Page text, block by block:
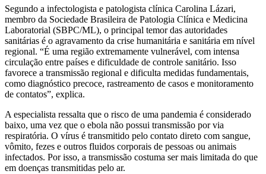
Segundo a infectologista e patologista clínica Carolina Lázari,
membro da Sociedade Brasileira de Patologia Clínica e Medicina
Laboratorial (SBPC/ML), o principal temor das autoridades
sanitárias é o agravamento da crise humanitária e sanitária em nível
regional. “É uma região extremamente vulnerável, com intensa
circulação entre países e dificuldade de controle sanitário. Isso
favorece a transmissão regional e dificulta medidas fundamentais,
como diagnóstico precoce, rastreamento de casos e monitoramento
de contatos”, explica.
A especialista ressalta que o risco de uma pandemia é considerado
baixo, uma vez que o ebola não possui transmissão por via
respiratória. O vírus é transmitido pelo contato direto com sangue,
vômito, fezes e outros fluidos corporais de pessoas ou animais
infectados. Por isso, a transmissão costuma ser mais limitada do que
em doenças transmitidas pelo ar.